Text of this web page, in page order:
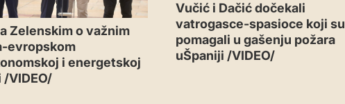
Zelenskim o važnim
evropskom
i energetskoj
/VIDEO/
Vučić i Dačić dočekali
vatrogasce-spasioce koji su
pomagali u gašenju požara
uŠpaniji /VIDEO/